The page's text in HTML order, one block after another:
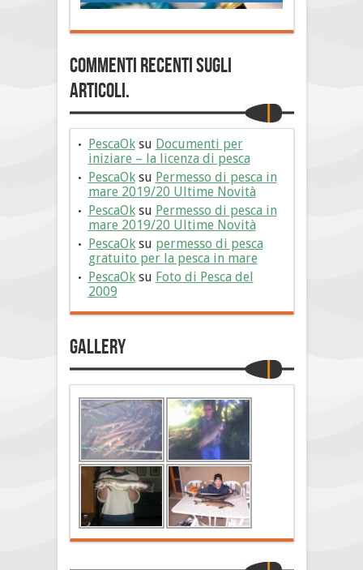
Commenti Recenti sugli
articoli.
PescaOksu Documenti per
iniziare – la licenza di pesca
PescaOksu Permesso di pesca in
mare 2019/20 Ultime Novità
PescaOksu Permesso di pesca in
mare 2019/20 Ultime Novità
PescaOksu permesso di pesca
gratuito per la pesca in mare
PescaOksu Foto di Pesca del
2009
Gallery